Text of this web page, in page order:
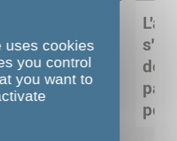
de
apprendre
grâce à la
de
uses cookies
you control
you want to